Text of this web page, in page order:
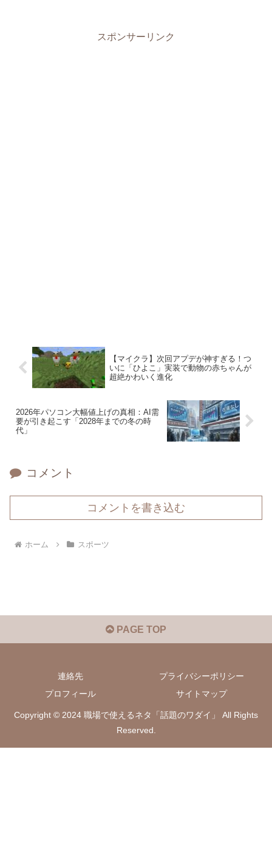
スポンサーリンク
【マイクラ】次回アプデが神すぎる！つ
いに「ひよこ」実装で動物の赤ちゃんが
超絶かわいく進化
2026年パソコン大幅値上げの真相：AI需
要が引き起こす「2028年までの冬の時
代」
コメント
コメントを書き込む
ホーム スポーツ
PAGE TOP
連絡先
プライバシーポリシー
プロフィール
サイトマップ
Copyright © 2024 職場で使えるネタ「話題のワダイ」 All Rights
Reserved.